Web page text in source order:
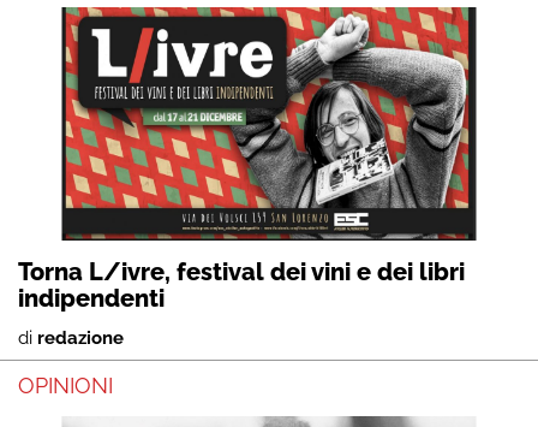
Torna L/ivre, festival dei vini e dei libri
indipendenti
di redazione
OPINIONI